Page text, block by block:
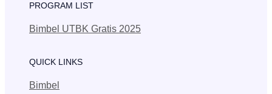
PROGRAM LIST
Bimbel UTBK Gratis 2025
QUICK LINKS
Bimbel